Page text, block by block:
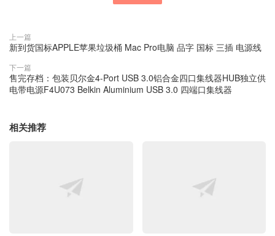
上一篇
新到货国标APPLE苹果垃圾桶 Mac Pro电脑 品字 国标 三插 电源线
下一篇
售完存档：包装贝尔金4-Port USB 3.0铝合金四口集线器HUB独立供
电带电源F4U073 Belkin Aluminium USB 3.0 四端口集线器
相关推荐